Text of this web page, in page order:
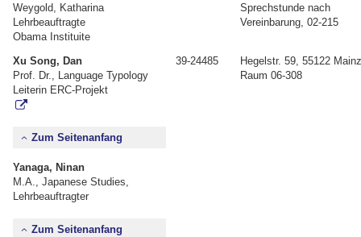
Weygold, Katharina
Lehrbeauftragte
Obama Instituite
Sprechstunde nach
Vereinbarung, 02-215
Xu Song, Dan
Prof. Dr., Language Typology
Leiterin ERC-Projekt
39-24485
Hegelstr. 59, 55122
Raum 06-308
Zum Seitenanfang
Yanaga, Ninan
M.A., Japanese Studies,
Lehrbeauftragter
Zum Seitenanfang